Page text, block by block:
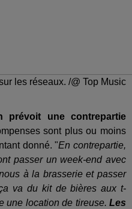
les réseaux. /@ Top Music
prévoit une contrepartie
sont plus ou moins
donné. "En contrepartie,
passer un week-end avec
à la brasserie et passer
va du kit de bières aux t-
une location de tireuse. Les